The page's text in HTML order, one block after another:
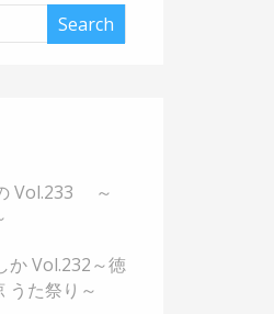
Vol.233 ～
か Vol.232～徳
うた祭り～